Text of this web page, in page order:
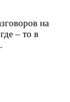
на
– то в